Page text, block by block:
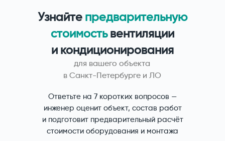
для вашего объекта
в Санкт-Петербурге и ЛО
Ответьте на 7 коротких вопросов —
инженер оценит объект, состав работ
и подготовит предварительный расчёт
стоимости оборудования и монтажа
Узнайте предварительную
стоимостьвентиляции
и кондиционирования